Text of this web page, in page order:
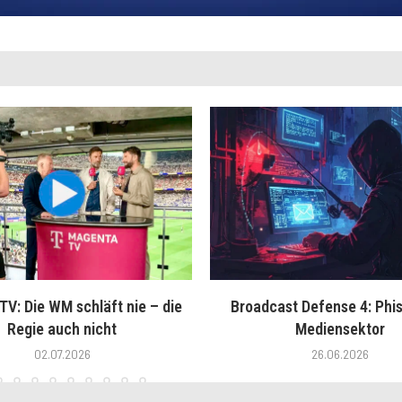
Die WM schläft nie – die
Regie auch nicht
02.07.2026
Broadcast Defense 4:
Mediensektor
26.06.2026